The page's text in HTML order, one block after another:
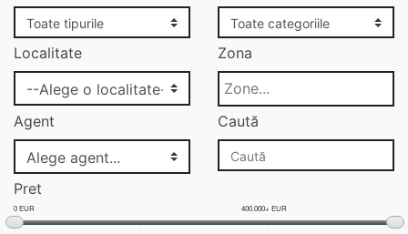
Localitate Zona
Agent Caută
Pret
0 EUR 400.000+ EUR